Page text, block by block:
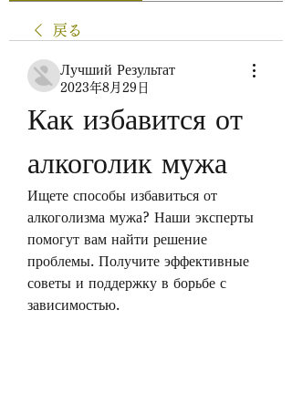
戻る
Лучший Результат
2023年8月29日
Как избавится от
алкоголик мужа
Ищете способы избавиться от
алкоголизма мужа? Наши эксперты
помогут вам найти решение
проблемы. Получите эффективные
советы и поддержку в борьбе с
зависимостью.